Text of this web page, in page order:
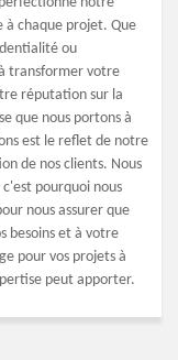
à chaque projet. Que
ou
transformer votre
réputation sur la
que nous portons à
est le reflet de notre
de nos clients. Nous
pourquoi nous
nous assurer que
besoins et à votre
pour vos projets à
peut apporter.